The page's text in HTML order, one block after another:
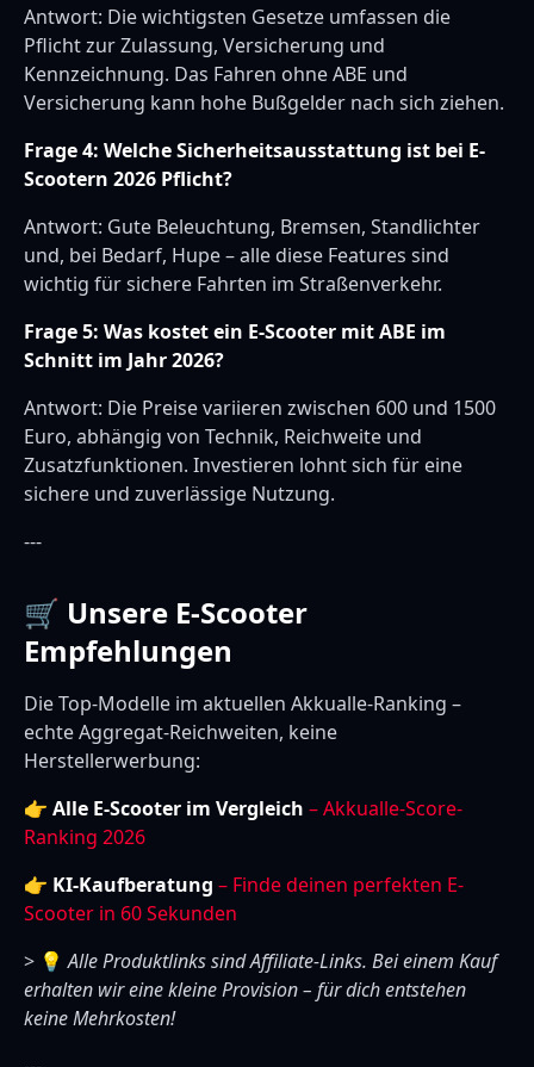
Antwort: Die wichtigsten Gesetze umfassen die
Pflicht zur Zulassung, Versicherung und
Kennzeichnung. Das Fahren ohne ABE und
Versicherung kann hohe Bußgelder nach sich ziehen.
Frage 4: Welche Sicherheitsausstattung ist bei E-
Scootern 2026 Pflicht?
Antwort: Gute Beleuchtung, Bremsen, Standlichter
und, bei Bedarf, Hupe – alle diese Features sind
wichtig für sichere Fahrten im Straßenverkehr.
Frage 5: Was kostet ein E-Scooter mit ABE im
Schnitt im Jahr 2026?
Antwort: Die Preise variieren zwischen 600 und 1500
Euro, abhängig von Technik, Reichweite und
Zusatzfunktionen. Investieren lohnt sich für eine
sichere und zuverlässige Nutzung.
---
🛒 Unsere E-Scooter
Empfehlungen
Die Top-Modelle im aktuellen Akkualle-Ranking –
echte Aggregat-Reichweiten, keine
Herstellerwerbung:
👉 Alle E-Scooter im Vergleich – Akkualle-Score-
Ranking 2026
👉 KI-Kaufberatung – Finde deinen perfekten E-
Scooter in 60 Sekunden
> 💡Alle Produktlinks sind Affiliate-Links. Bei einem Kauf
erhalten wir eine kleine Provision – für dich entstehen
keine Mehrkosten!